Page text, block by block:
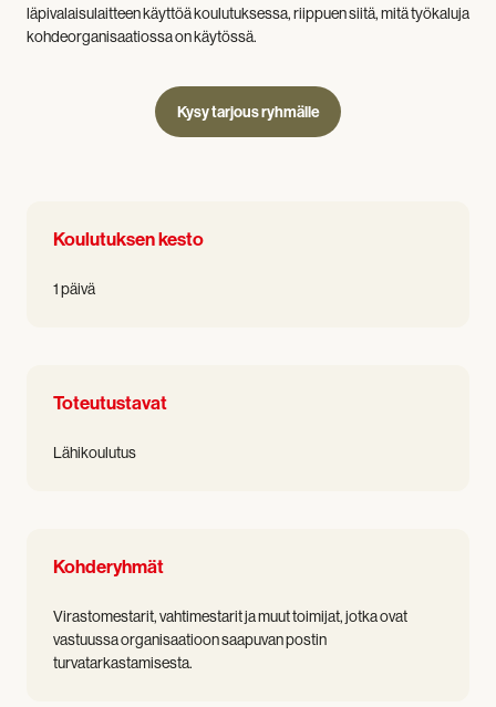
läpivalaisulaitteen käyttöä koulutuksessa, riippuen siitä, mitä työkaluja
kohdeorganisaatiossa on käytössä.
Kysy tarjous ryhmälle
Koulutuksen kesto
1 päivä
Toteutustavat
Lähikoulutus
Kohderyhmät
Virastomestarit, vahtimestarit ja muut toimijat, jotka ovat
vastuussa organisaatioon saapuvan postin
turvatarkastamisesta.